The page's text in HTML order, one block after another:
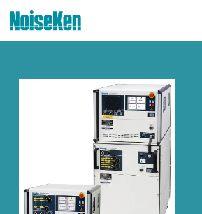
方形波インパルスノイズ試験器
ファスト・トランジェント/バースト試験器